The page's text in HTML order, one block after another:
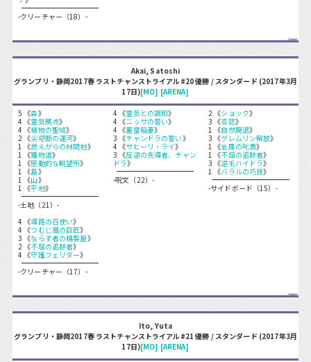
-クリーチャー（18）-
Akai, Satoshi
グランプリ・静岡2017春 ラストチャンストライアル#20 優勝 / スタンダード (2017年3月
17日)[MO] [ARENA]
5 《森》
4 《霊気拠点》
4 《植物の聖域》
2 《尖塔断の運河》
1 《燃えがらの林間地》
1 《獲物道》
1 《感動的な眺望所》
1 《島》
1 《山》
1 《平地》
-土地（21）-
4 《導路の召使い》
4 《つむじ風の巨匠》
3 《ならず者の精製屋》
2 《不屈の追跡者》
4 《守護フェリダー》
-クリーチャー（17）-
4 《霊気との調和》
4 《ニッサの誓い》
4 《蓄霊稲妻》
3 《チャンドラの誓い》
4 《サヒーリ・ライ》
3 《反逆の先導者、チャン
ドラ》
-呪文（22）-
2 《ショック》
3 《否認》
1 《自然廃退》
3 《グレムリン解放》
1 《金属の叱責》
1 《不屈の追跡者》
3 《逆毛ハイドラ》
1 《バラルの巧技》
-サイドボード（15）-
Ito, Yuta
グランプリ・静岡2017春 ラストチャンストライアル#21 優勝 / スタンダード (2017年3月
17日)[MO] [ARENA]